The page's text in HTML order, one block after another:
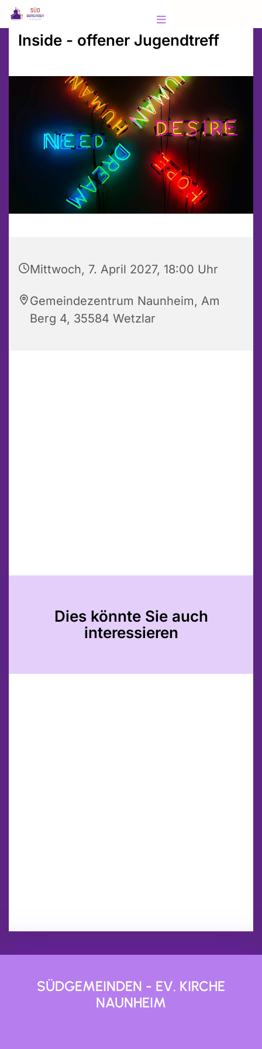
Inside - offener Jugendtreff
Mittwoch, 7. April 2027, 18:00 Uhr
Gemeindezentrum Naunheim, Am
Berg 4, 35584 Wetzlar
Dies könnte Sie auch
interessieren
SÜDGEMEINDEN - EV. KIRCHE
NAUNHEIM